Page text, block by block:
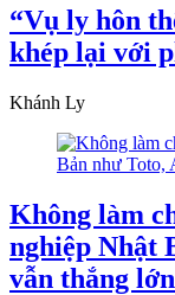
“Vụ ly hôn
khép lại với
Khánh Ly
Không làm
nghiệp Nhật
vẫn thắng